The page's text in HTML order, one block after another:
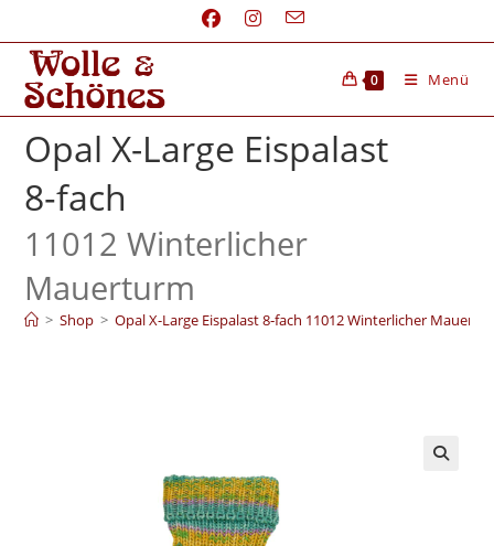
0 Menü
Opal X-Large Eispalast
8‑fach
11012 Winterlicher
Mauerturm
> Shop > Opal X-Large Eispalast 8‑fach 11012 Winterlicher